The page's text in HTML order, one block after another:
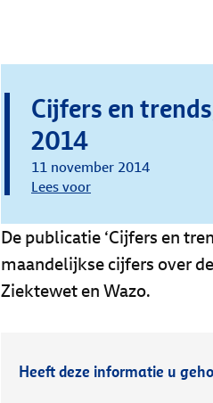
Cijfers en
2014
11 november 2014
Lees voor
De publicatie ‘Cijfers en
maandelijkse cijfers over
Ziektewet en Wazo.
Heeft deze informatie u